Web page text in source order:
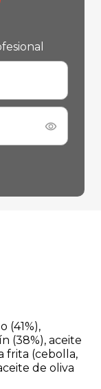
(41%),
(38%), aceite
frita (cebolla,
de oliva